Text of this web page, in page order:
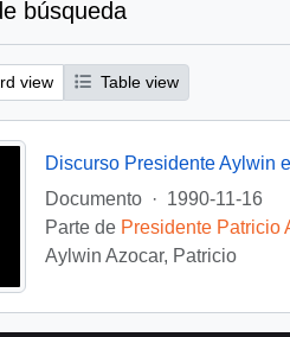
búsqueda
view Table view
Discurso Presidente Aylwin
Documento
· 1990-11-16
Parte de Presidente Patricio
Aylwin Azocar, Patricio